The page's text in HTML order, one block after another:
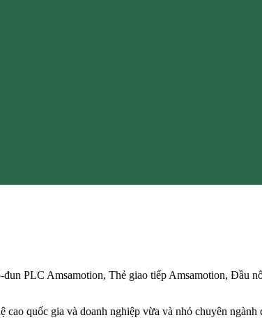
PLC Amsamotion, Thẻ giao tiếp Amsamotion, Đầu
quốc gia và doanh nghiệp vừa và nhỏ chuyên ngành